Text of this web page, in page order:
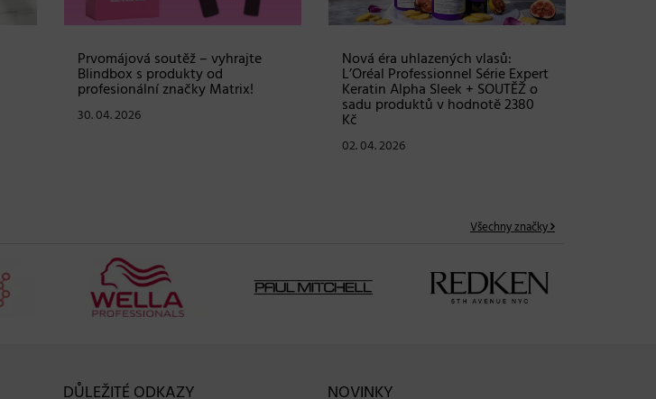
Prvomájová soutěž – vyhrajte
Blindbox s produkty od
profesionální značky Matrix!
30. 04. 2026
Nová éra uhlazených vlasů:
L’Oréal Professionnel Série Expert
Keratin Alpha Sleek + SOUTĚŽ o
sadu produktů v hodnotě 2380
Kč
02. 04. 2026
Všechny značky
DŮLEŽITÉ ODKAZY NOVINKY